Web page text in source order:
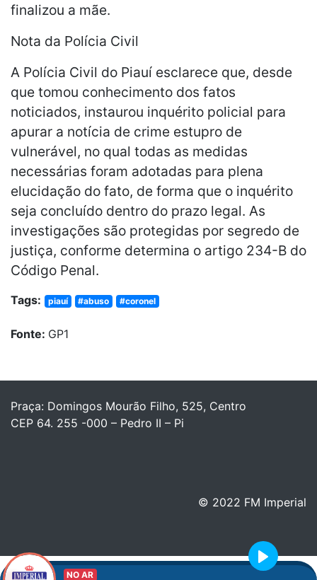
finalizou a mãe.
Nota da Polícia Civil
A Polícia Civil do Piauí esclarece que, desde
que tomou conhecimento dos fatos
noticiados, instaurou inquérito policial para
apurar a notícia de crime estupro de
vulnerável, no qual todas as medidas
necessárias foram adotadas para plena
elucidação do fato, de forma que o inquérito
seja concluído dentro do prazo legal. As
investigações são protegidas por segredo de
justiça, conforme determina o artigo 234-B do
Código Penal.
Tags: piauí #abuso #coronel
Fonte: GP1
NO AR
Play
Praça: Domingos Mourão Filho, 525, Centro
CEP 64. 255 -000 – Pedro II – Pi
© 2022 FM Imperial